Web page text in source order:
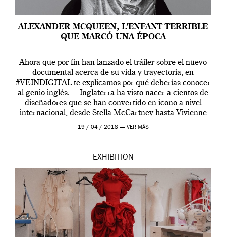
ALEXANDER MCQUEEN, L’ENFANT TERRIBLE
QUE MARCÓ UNA ÉPOCA
Ahora que por fin han lanzado el tráiler sobre el nuevo
documental acerca de su vida y trayectoria, en
#VEINDIGITAL te explicamos por qué deberías conocer
al genio inglés. Inglaterra ha visto nacer a cientos de
diseñadores que se han convertido en icono a nivel
internacional, desde Stella McCartney hasta Vivienne
Westwood pasando […]
19 / 04 / 2018 — VER MÁS
EXHIBITION